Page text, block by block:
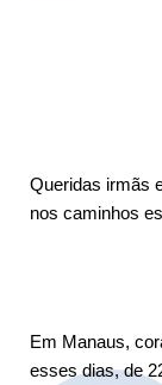
Queridas irmãs
nos caminhos
Em Manaus,
esses dias, de